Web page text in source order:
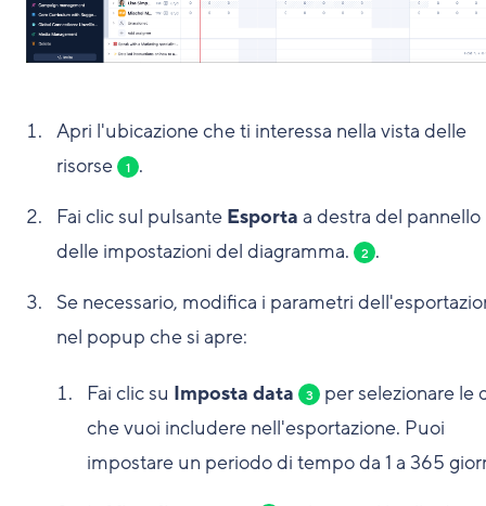
Apri l'ubicazione che ti interessa nella vista delle
risorse
1 .
Fai clic sul pulsante Esporta a destra del pannello
delle impostazioni del diagramma.
2 .
Se necessario, modifica i parametri
nel popup che si apre:
Fai clic su Imposta data 3
per selezionare le
che vuoi includere nell'esportazione. Puoi
impostare un periodo di tempo da 1 a 365